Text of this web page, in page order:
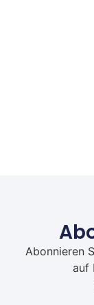
Abonnieren
auf